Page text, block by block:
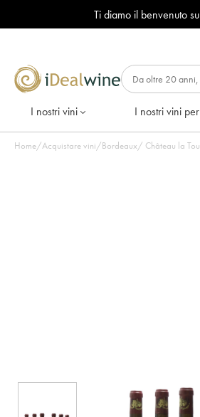
Ti diamo il benvenuto
I nostri vini I nostri vini
Home/Acquistare vini/Bordeaux/